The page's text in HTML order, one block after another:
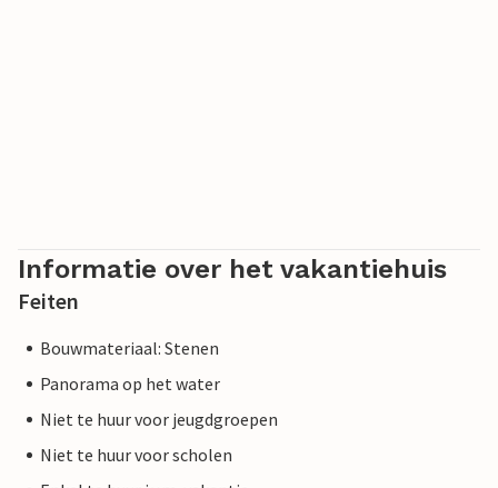
Informatie over het vakantiehuis
Feiten
Bouwmateriaal: Stenen
Panorama op het water
Niet te huur voor jeugdgroepen
Niet te huur voor scholen